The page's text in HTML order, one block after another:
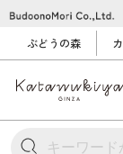
ぶどうの森